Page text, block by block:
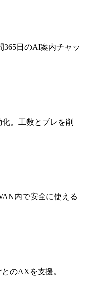
365日のAI案内チャッ
。工数とブレを削
内で安全に使える
のAXを支援。